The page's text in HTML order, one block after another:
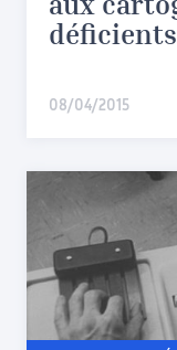
aux
08/04/2015